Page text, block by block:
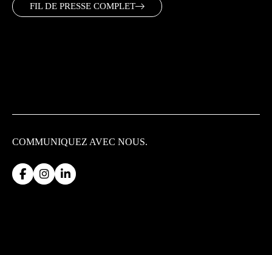
FIL DE PRESSE COMPLET
COMMUNIQUEZ AVEC NOUS.